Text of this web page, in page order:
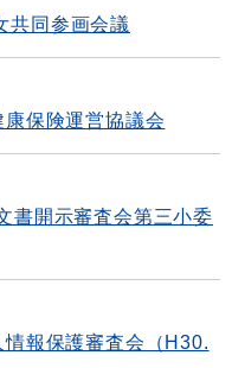
共同参画会議
保険運営協議会
開示審査会第三小委
報保護審査会（H30.